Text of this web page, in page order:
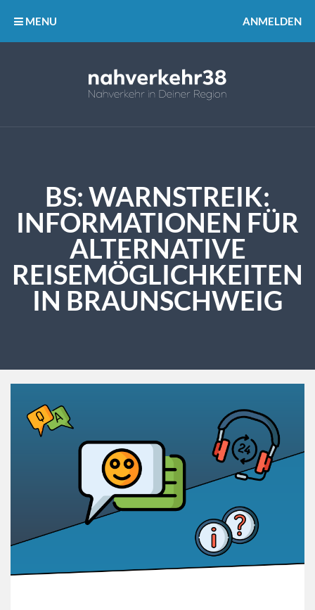
MENU ANMELDEN
BS: WARNSTREIK:
INFORMATIONEN FÜR
ALTERNATIVE
REISEMÖGLICHKEITEN
IN BRAUNSCHWEIG